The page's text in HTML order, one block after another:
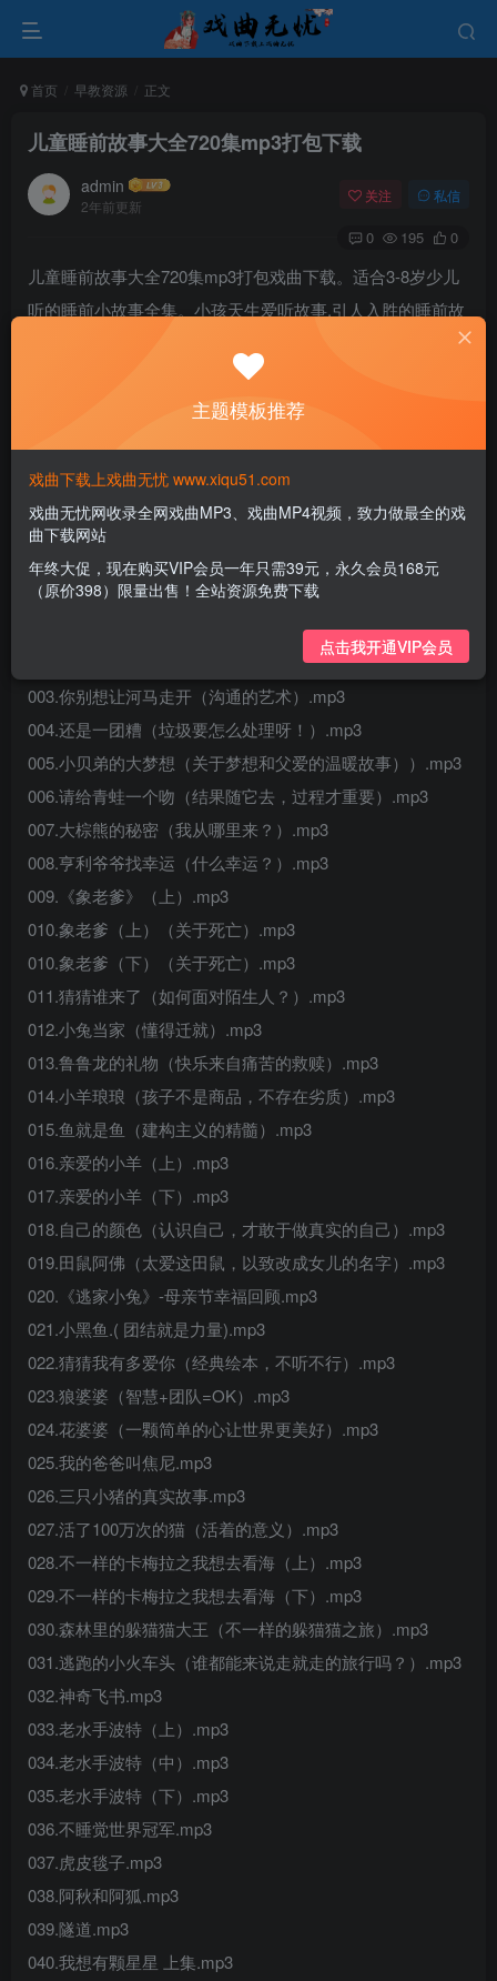
首页 早教资源 正文
儿童睡前故事大全720集mp3打包下载
admin
2年前更新
关注 私信
0 195 0
儿童睡前故事大全720集mp3打包戏曲下载。适合3-8岁少儿
听的睡前小故事全集。小孩天生爱听故事,引人入胜的睡前故
事对他们来说有很强的吸引力,而且还可以从中获得很多的知
识和启发。更能丰富孩子的想象力。
001.留在夏天的雪人（小雪人去哪里了呢？）.mp3
002.一个长上天的大苹果（宝贝知道互助和分享吗？）.mp3
003.你别想让河马走开（沟通的艺术）.mp3
004.还是一团糟（垃圾要怎么处理呀！）.mp3
005.小贝弟的大梦想（关于梦想和父爱的温暖故事））.mp3
006.请给青蛙一个吻（结果随它去，过程才重要）.mp3
007.大棕熊的秘密（我从哪里来？）.mp3
008.亨利爷爷找幸运（什么幸运？）.mp3
009.《象老爹》（上）.mp3
010.象老爹（上）（关于死亡）.mp3
010.象老爹（下）（关于死亡）.mp3
011.猜猜谁来了（如何面对陌生人？）.mp3
012.小兔当家（懂得迁就）.mp3
013.鲁鲁龙的礼物（快乐来自痛苦的救赎）.mp3
014.小羊琅琅（孩子不是商品，不存在劣质）.mp3
015.鱼就是鱼（建构主义的精髓）.mp3
016.亲爱的小羊（上）.mp3
017.亲爱的小羊（下）.mp3
018.自己的颜色（认识自己，才敢于做真实的自己）.mp3
019.田鼠阿佛（太爱这田鼠，以致改成女儿的名字）.mp3
020.《逃家小兔》-母亲节幸福回顾.mp3
021.小黑鱼.( 团结就是力量).mp3
022.猜猜我有多爱你（经典绘本，不听不行）.mp3
023.狼婆婆（智慧+团队=OK）.mp3
024.花婆婆（一颗简单的心让世界更美好）.mp3
025.我的爸爸叫焦尼.mp3
026.三只小猪的真实故事.mp3
027.活了100万次的猫（活着的意义）.mp3
028.不一样的卡梅拉之我想去看海（上）.mp3
029.不一样的卡梅拉之我想去看海（下）.mp3
030.森林里的躲猫猫大王（不一样的躲猫猫之旅）.mp3
031.逃跑的小火车头（谁都能来说走就走的旅行吗？）.mp3
032.神奇飞书.mp3
033.老水手波特（上）.mp3
034.老水手波特（中）.mp3
035.老水手波特（下）.mp3
036.不睡觉世界冠军.mp3
037.虎皮毯子.mp3
038.阿秋和阿狐.mp3
039.隧道.mp3
040.我想有颗星星 上集.mp3
主题模板推荐
戏曲下载上戏曲无忧 www.xiqu51.com
戏曲无忧网收录全网戏曲MP3、戏曲MP4视频，致力做最全的戏
曲下载网站
年终大促，现在购买VIP会员一年只需39元，永久会员168元
（原价398）限量出售！全站资源免费下载
点击我开通VIP会员